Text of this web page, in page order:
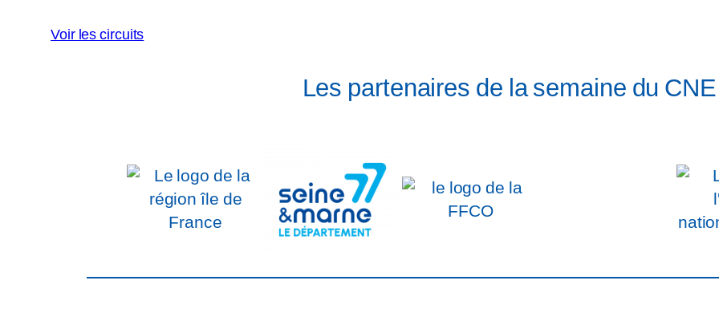
Voir les circuits
Les partenaires de la semaine du